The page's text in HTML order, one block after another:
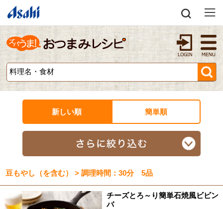
新しい順 簡単順
豆もやし（を含む） > 調理時間：30分 5品
チーズとろ～り簡単石焼風ビビン
バ